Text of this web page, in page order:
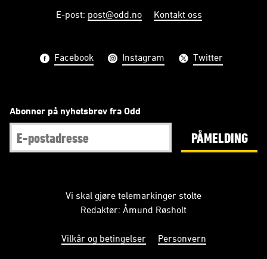
E-post: post@odd.no Kontakt oss
Facebook Instagram Twitter
Abonner på nyhetsbrev fra Odd
PÅMELDING
Vi skal gjøre telemarkinger stolte
Redaktør: Åmund Røsholt
Vilkår og betingelser Personvern